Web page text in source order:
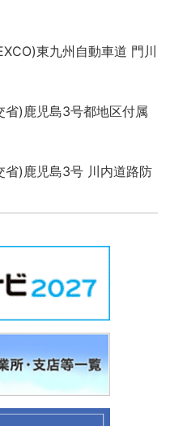
東九州自動車道 門川
)鹿児島3号都地区付属
)鹿児島3号 川内道路防